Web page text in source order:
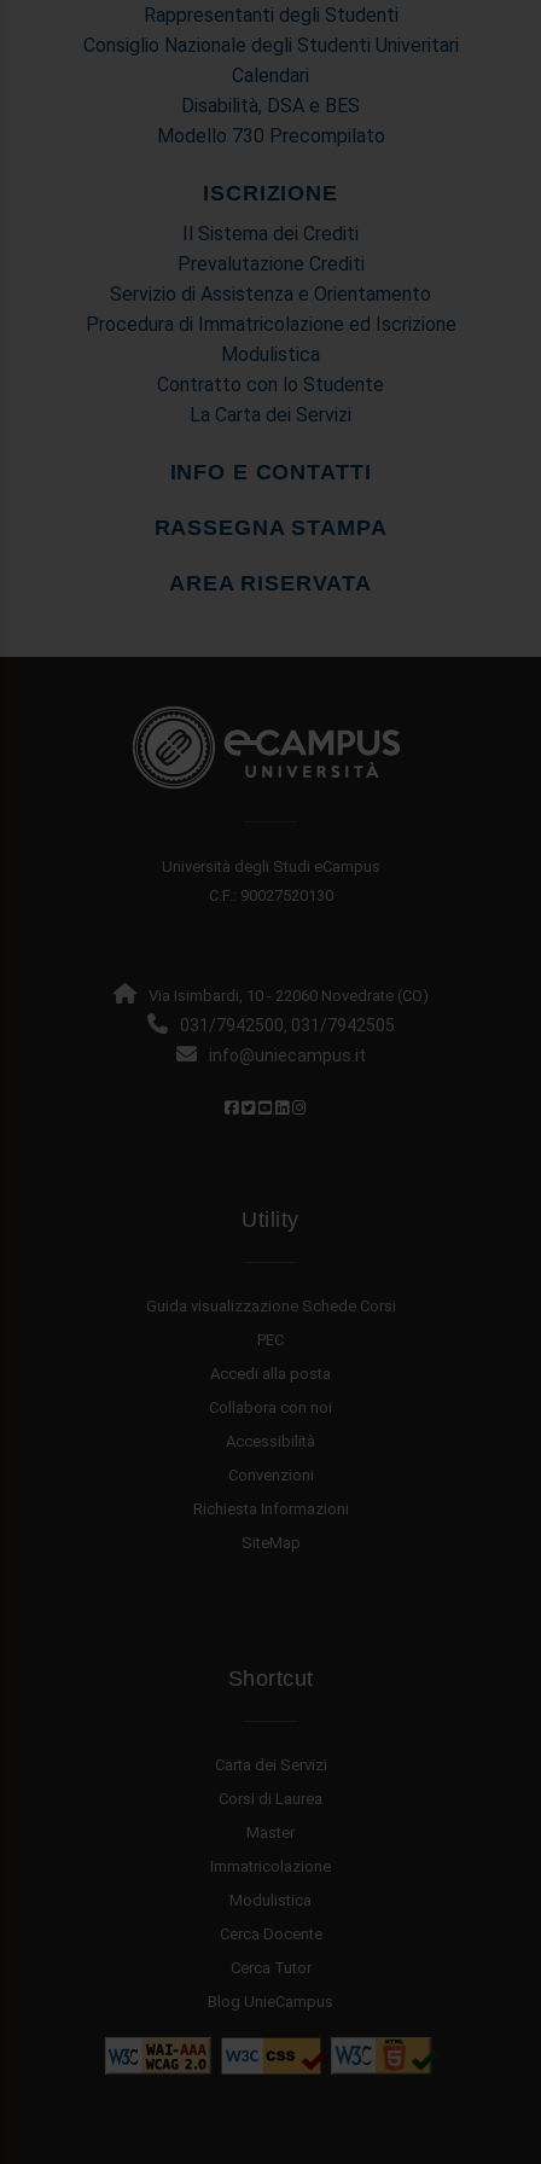
Rappresentanti degli Studenti
Consiglio Nazionale degli Studenti Univeritari
Calendari
Disabilità, DSA e BES
Modello 730 Precompilato
ISCRIZIONE
Il Sistema dei Crediti
Prevalutazione Crediti
Servizio di Assistenza e Orientamento
Procedura di Immatricolazione ed Iscrizione
Modulistica
Contratto con lo Studente
La Carta dei Servizi
INFO E CONTATTI
RASSEGNA STAMPA
AREA RISERVATA
Università degli Studi eCampus
C.F.: 90027520130
Via Isimbardi, 10 - 22060 Novedrate (CO)
031/7942500, 031/7942505
info@uniecampus.it
Utility
Guida visualizzazione Schede Corsi
PEC
Accedi alla posta
Collabora con noi
Accessibilità
Convenzioni
Richiesta Informazioni
SiteMap
Shortcut
Carta dei Servizi
Corsi di Laurea
Master
Immatricolazione
Modulistica
Cerca Docente
Cerca Tutor
Blog UnieCampus